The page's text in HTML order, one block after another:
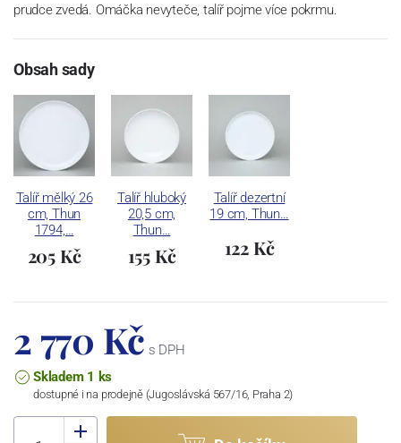
prudce zvedá. Omáčka nevyteče, talíř pojme více pokrmu.
Obsah sady
Talíř mělký 26
cm, Thun
1794,…
205 Kč
Talíř hluboký
20,5 cm,
Thun…
155 Kč
Talíř dezertní
19 cm, Thun…
122 Kč
2 770 Kč s DPH
Skladem 1 ks
dostupné i na prodejně (Jugoslávská 567/16, Praha 2)